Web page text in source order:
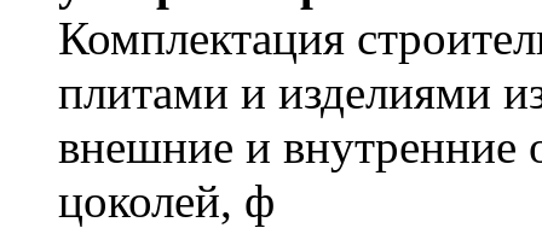
Комплектация
плитами и изделиями
внешние и внутренние
цоколей, ф